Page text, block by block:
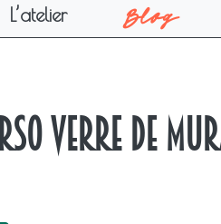
L’atelier Blog
verre de